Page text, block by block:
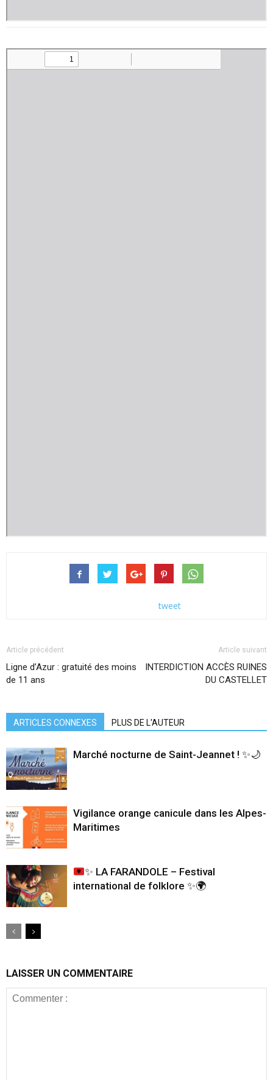
tweet
Article précédent
Ligne d’Azur : gratuité des moins
de 11 ans
Article suivant
INTERDICTION ACCÈS RUINES
DU CASTELLET
ARTICLES CONNEXES PLUS DE L'AUTEUR
Marché nocturne de Saint-Jeannet ! ✨🌙
Vigilance orange canicule dans les Alpes-
Maritimes
✨ LA FARANDOLE – Festival
international de folklore ✨🌍
LAISSER UN COMMENTAIRE